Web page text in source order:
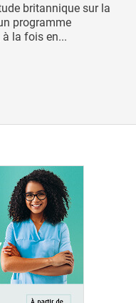
britannique sur la
programme
la fois en...